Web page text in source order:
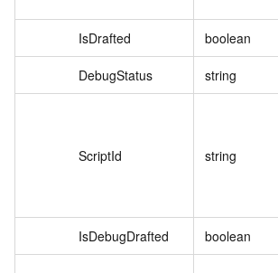
IsDrafted boolean
DebugStatus string
ScriptId string
IsDebugDrafted boolean